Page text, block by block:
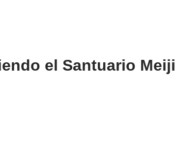
el Santuario Meiji